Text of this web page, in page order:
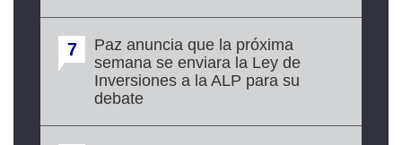
7
Paz anuncia que la próxima
semana se enviara la Ley de
Inversiones a la ALP para su
debate